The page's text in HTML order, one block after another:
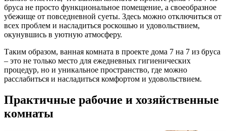
бруса не просто функциональное помещение, а своеобразное
убежище от повседневной суеты. Здесь можно отключиться от
всех проблем и насладиться роскошью и удовольствием,
окунувшись в уютную атмосферу.
Таким образом, ванная комната в проекте дома 7 на 7 из бруса
– это не только место для ежедневных гигиенических
процедур, но и уникальное пространство, где можно
расслабиться и насладиться комфортом и удовольствием.
Практичные рабочие и хозяйственные
комнаты